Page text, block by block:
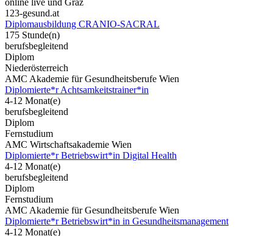
online live und Graz
123-gesund.at
Diplomausbildung CRANIO-SACRAL
175 Stunde(n)
berufsbegleitend
Diplom
Niederösterreich
AMC Akademie für Gesundheitsberufe Wien
Diplomierte*r Achtsamkeitstrainer*in
4-12 Monat(e)
berufsbegleitend
Diplom
Fernstudium
AMC Wirtschaftsakademie Wien
Diplomierte*r Betriebswirt*in Digital Health
4-12 Monat(e)
berufsbegleitend
Diplom
Fernstudium
AMC Akademie für Gesundheitsberufe Wien
Diplomierte*r Betriebswirt*in in Gesundheitsmanagement
4-12 Monat(e)